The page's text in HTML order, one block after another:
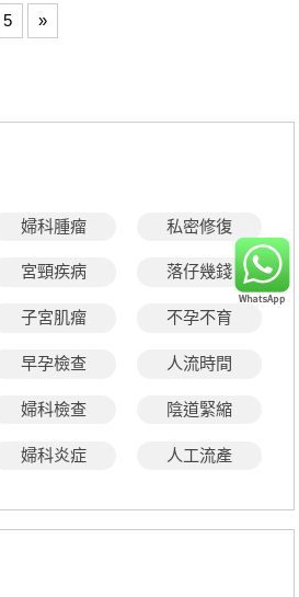
5 »
婦科腫瘤 私密修復
宮頸疾病 落仔幾錢
子宮肌瘤 不孕不育
早孕檢查 人流時間
婦科檢查 陰道緊縮
婦科炎症 人工流產